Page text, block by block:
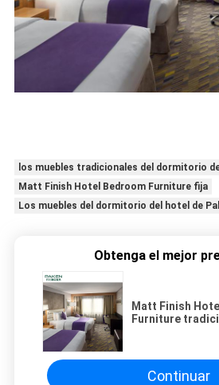
los muebles tradicionales del dormitorio
Matt Finish Hotel Bedroom Furniture fija
Los muebles del dormitorio del hotel de
Obtenga el mejor
Matt Finish
Furniture
Continuar